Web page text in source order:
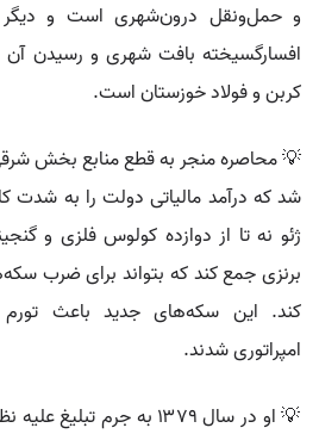
و حمل‌ونقل درون‌شهری است و
افسارگسیخته بافت شهری و رسیدن آن
کربن و فولاد خوزستان است.
💡 محاصره منجر به قطع منابع بخش
شد که درآمد مالیاتی دولت را به
ژئو نه تا از دوازده کولوس فلزی و
برنزی جمع کند که بتواند برای ضرب
کند. این سکه‌های جدید باعث تورم
امپراتوری شدند.
💡 او در سال ۱۳۷۹ به جرم